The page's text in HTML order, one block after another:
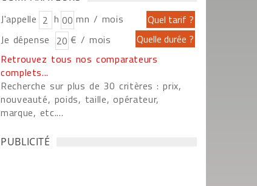
J'appelle h
mn / mois
Je dépense
€ / mois
Retrouvez tous nos comparateurs
complets...
Recherche sur plus de 30 critères : prix,
nouveauté, poids, taille, opérateur,
marque, etc....
PUBLICITÉ